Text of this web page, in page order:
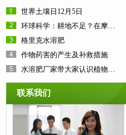
世界土壤日12月5日
环球科学：耕地不足？在摩天大楼里种粮食
格里克水溶肥
作物药害的产生及补救措施
水溶肥厂家带大家认识植物营养基础知识
联系我们